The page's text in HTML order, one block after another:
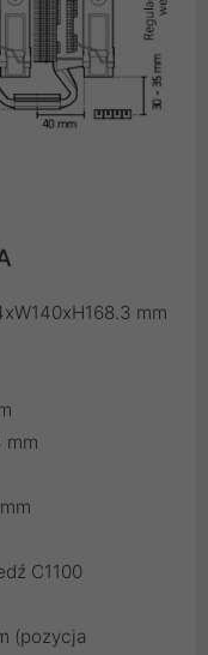
mm
mm
C1100
(pozycja